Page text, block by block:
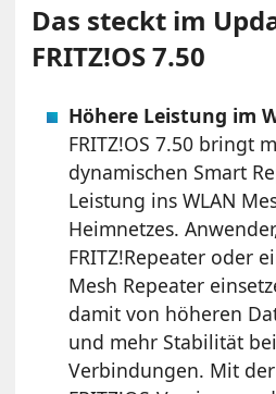
Das steckt im
FRITZ!OS 7.50
Höhere Leistung im
FRITZ!OS 7.50 bringt
dynamischen Smart
Leistung ins WLAN
Heimnetzes.
FRITZ!Repeater oder
Mesh Repeater
damit von höheren
und mehr Stabilität
Verbindungen. Mit